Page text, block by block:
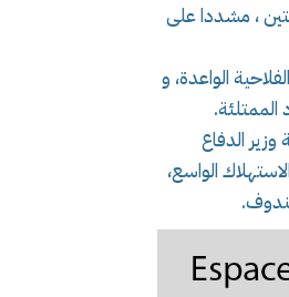
، مشددا على
الواعدة، و
الممتلئة.
الدفاع
الواسع،